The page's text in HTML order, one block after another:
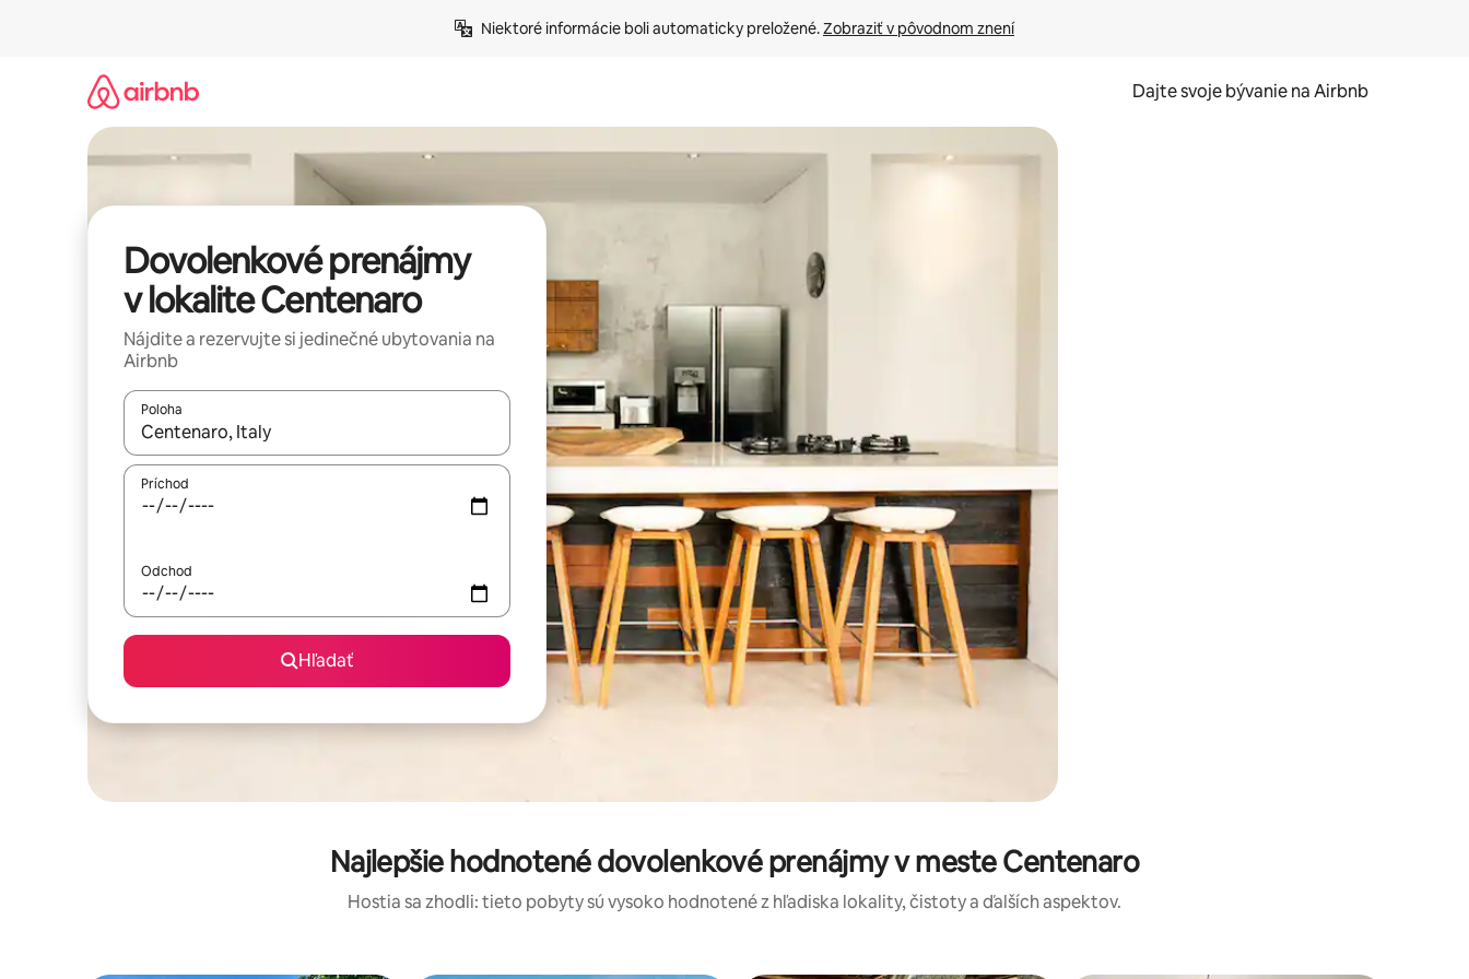
Niektoré informácie boli automaticky preložené. Zobraziť v pôvodnom znení
Dajte svoje bývanie na Airbnb
Dovolenkové prenájmy
v lokalite Centenaro
Nájdite a rezervujte si jedinečné ubytovania na
Airbnb
Poloha
Keď budú výsledky k dispozícii, môžete si ich prechádzať pomocou klávesov so šípkami nahor a nadol alebo ich preskúmať pomocou dotykových gest či potiahnutia prstom.
Príchod
Odchod
Hľadať
Najlepšie hodnotené dovolenkové prenájmy v meste Centenaro
Hostia sa zhodli: tieto pobyty sú vysoko hodnotené z hľadiska lokality, čistoty a ďalších aspektov.